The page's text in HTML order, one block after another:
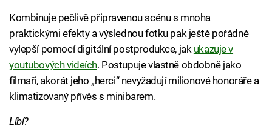
Kombinuje pečlivě připravenou scénu s mnoha
praktickými efekty a výslednou fotku pak ještě pořádně
vylepší pomocí digitální postprodukce, jak ukazuje v
youtubových videích. Postupuje vlastně obdobně jako
filmaři, akorát jeho „herci“ nevyžadují milionové honoráře a
klimatizovaný přívěs s minibarem.
Líbí?